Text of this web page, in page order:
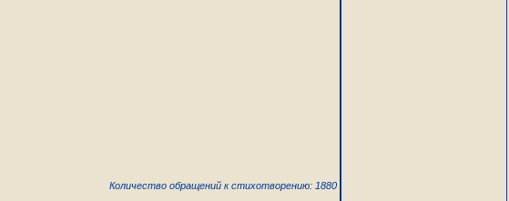
Количество обращений к стихотворению: 1880